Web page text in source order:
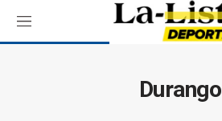
M
e
Durango